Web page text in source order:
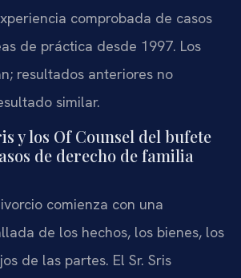
comprobada de casos
de práctica desde 1997. Los
resultados anteriores no
similar.
y los Of Counsel del bufete
de derecho de familia
comienza con una
de los hechos, los bienes, los
de las partes. El Sr. Sris